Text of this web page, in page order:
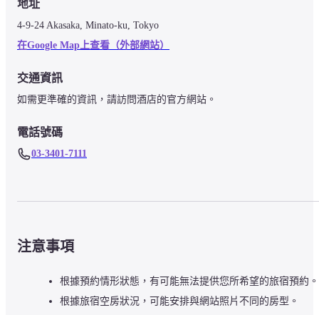
地址
4-9-24 Akasaka, Minato-ku, Tokyo
在Google Map上查看（外部網站）
交通資訊
如需更準確的資訊，請訪問酒店的官方網站。
電話號碼
03-3401-7111
注意事項
根據預約情形狀態，有可能無法提供您所希望的旅宿預約。
根據旅宿空房狀況，可能安排與網站照片不同的房型。